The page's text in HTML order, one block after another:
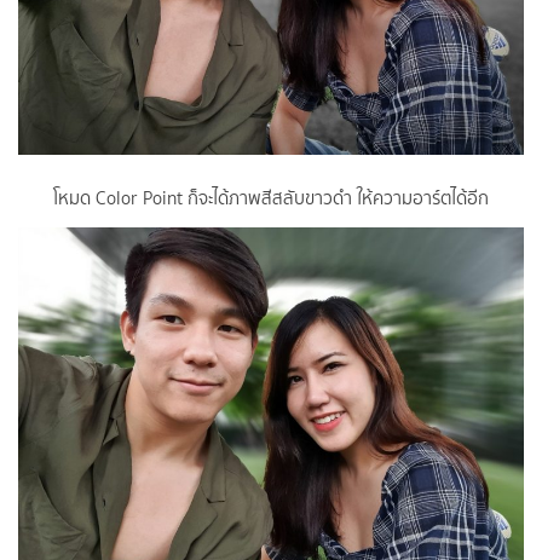
โหมด Color Point ก็จะได้ภาพสีสลับขาวดำ ให้ความอาร์ตได้อีก